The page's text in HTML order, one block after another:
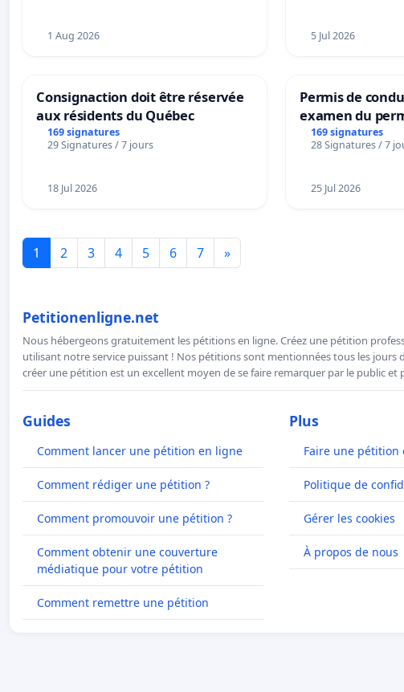
1 Aug 2026 5 Jul 2026
Consignaction doit être réservée
aux résidents du Québec
169 signatures
29 Signatures / 7 jours
18 Jul 2026
Permis de
examen du
accessible
à Bruxelles
169 signatures
28 Signatures / 7
25 Jul 2026
1 2 3 4 5 6 7 »
Petitionenligne.net
Nous hébergeons gratuitement les pétitions en ligne. Créez une pétition
utilisant notre service puissant ! Nos pétitions sont mentionnées tous les jours
créer une pétition est un excellent moyen de se faire remarquer par le public et
Guides
Comment lancer une pétition en ligne
Comment rédiger une pétition ?
Comment promouvoir une pétition ?
Comment obtenir une couverture
médiatique pour votre pétition
Comment remettre une pétition
Plus
Faire une pétition
Politique de
Gérer les cookies
À propos de nous